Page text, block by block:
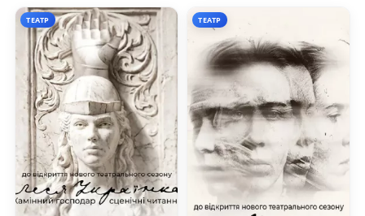
ТЕАТР ТЕАТР